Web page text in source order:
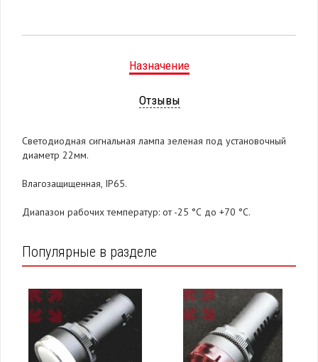
Назначение
Отзывы
Светодиодная сигнальная лампа зеленая под установочный
диаметр 22мм.
Влагозащищенная, IP65.
Диапазон рабочих температур: от -25 °С до +70 °С.
Популярные в разделе